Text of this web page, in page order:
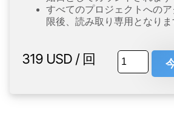
すべてのプロジェクトへの
限後、読み取り専用となりま
319 USD / 回